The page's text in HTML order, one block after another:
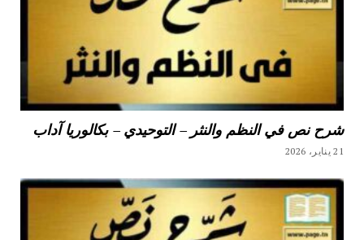
شرح نص في النظم والنثر – التوحيدي – بكالوريا آداب
21 يناير، 2026